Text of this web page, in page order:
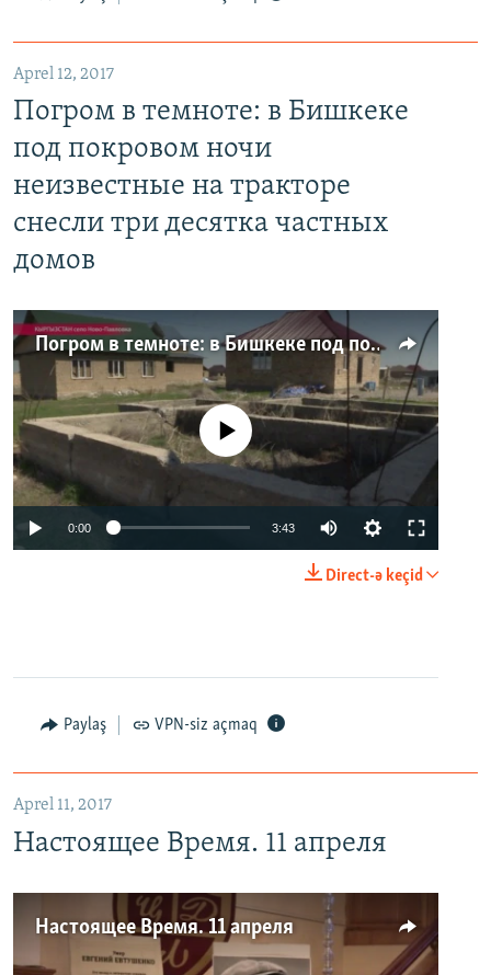
Aprel 12, 2017
Погром в темноте: в Бишкеке
под покровом ночи
неизвестные на тракторе
снесли три десятка частных
домов
Погром в темноте: в Бишкеке под покровом ночи неизвестные на тракторе снесли три десятка частных домов
No media source currently available
0:00 3:43
Direct-ə keçid
Paylaş VPN-siz açmaq
Aprel 11, 2017
Настоящее Время. 11 апреля
Настоящее Время. 11 апреля